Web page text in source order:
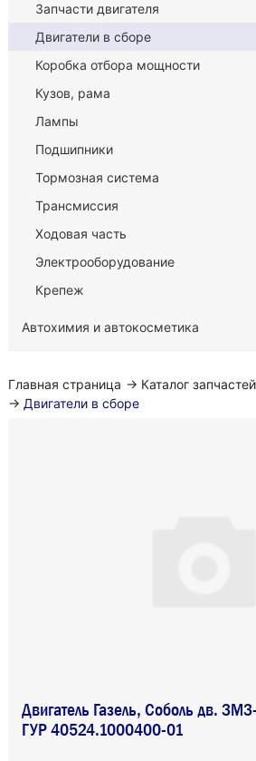
Запчасти двигателя
Двигатели в сборе
Коробка отбора мощности
Кузов, рама
Лампы
Подшипники
Тормозная система
Трансмиссия
Ходовая часть
Электрооборудование
Крепеж
Автохимия и автокосметика
Главная страница → Каталог запчастей
→ Двигатели в сборе
Двигатель Газель, Соболь дв.
ГУР 40524.1000400-01